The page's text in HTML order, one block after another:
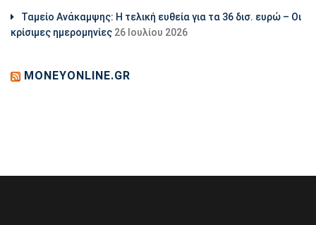
Ταμείο Ανάκαμψης: Η τελική ευθεία για τα 36 δισ. ευρώ – Οι
κρίσιμες ημερομηνίες 26 Ιουλίου 2026
MONEYONLINE.GR